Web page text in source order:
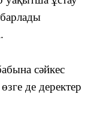
сәйкес
де деректер